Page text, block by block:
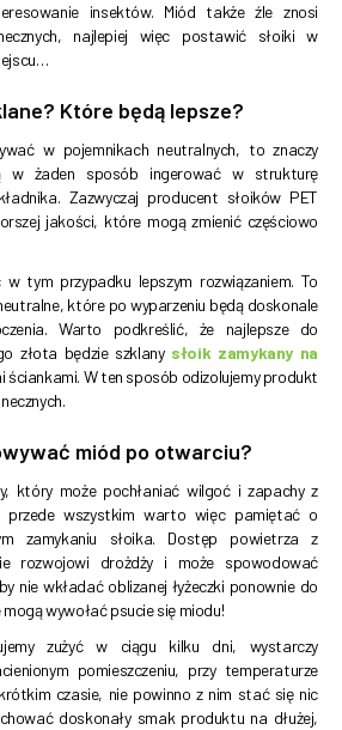
insektów. Miód także źle znosi
najlepiej więc postawić słoiki w
Które będą lepsze?
w pojemnikach neutralnych, to znaczy
w żaden sposób ingerować w strukturę
Zazwyczaj producent słoików PET
jakości, które mogą zmienić częściowo
w tym przypadku lepszym rozwiązaniem. To
które po wyparzeniu będą doskonale
Warto podkreślić, że najlepsze do
złota będzie szklany słoik zamykany na
ściankami. W ten sposób odizolujemy produkt
miód po otwarciu?
który może pochłaniać wilgoć i zapachy z
przede wszystkim warto więc pamiętać o
zamykaniu słoika. Dostęp powietrza z
rozwojowi drożdży i może spowodować
nie wkładać oblizanej łyżeczki ponownie do
mogą wywołać psucie się miodu!
zużyć w ciągu kilku dni, wystarczy
pomieszczeniu, przy temperaturze
czasie, nie powinno z nim stać się nic
doskonały smak produktu na dłużej,